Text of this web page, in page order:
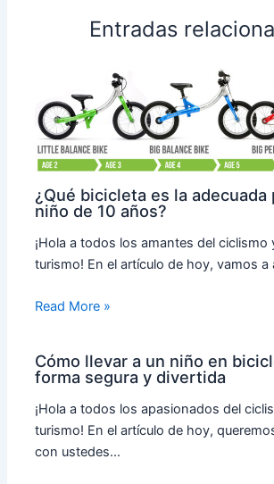
Entradas
¿Qué bicicleta es la adecuada
niño de 10 años?
¡Hola a todos los amantes del ciclismo
turismo! En el artículo de hoy, vamos
Read More »
Cómo llevar a un niño en
forma segura y divertida
¡Hola a todos los apasionados del
turismo! En el artículo de hoy,
con ustedes…